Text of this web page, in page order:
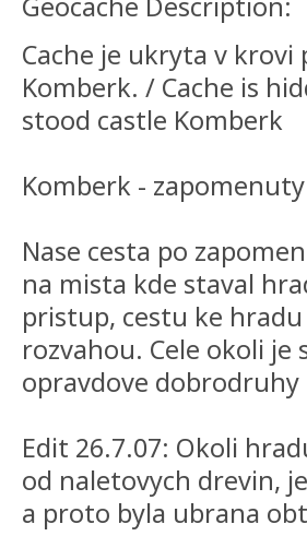
Cache je ukryta v
Komberk. / Cache is
stood castle Komberk
Komberk -
Nase cesta po
na mista kde staval
pristup, cestu ke
rozvahou. Cele okoli je
opravdove dobrodruhy
Edit 26.7.07: Okoli
od naletovych drevin,
a proto byla ubrana